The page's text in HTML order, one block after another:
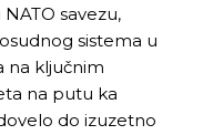
savezu,
sistema u
na ključnim
na putu ka
do izuzetno